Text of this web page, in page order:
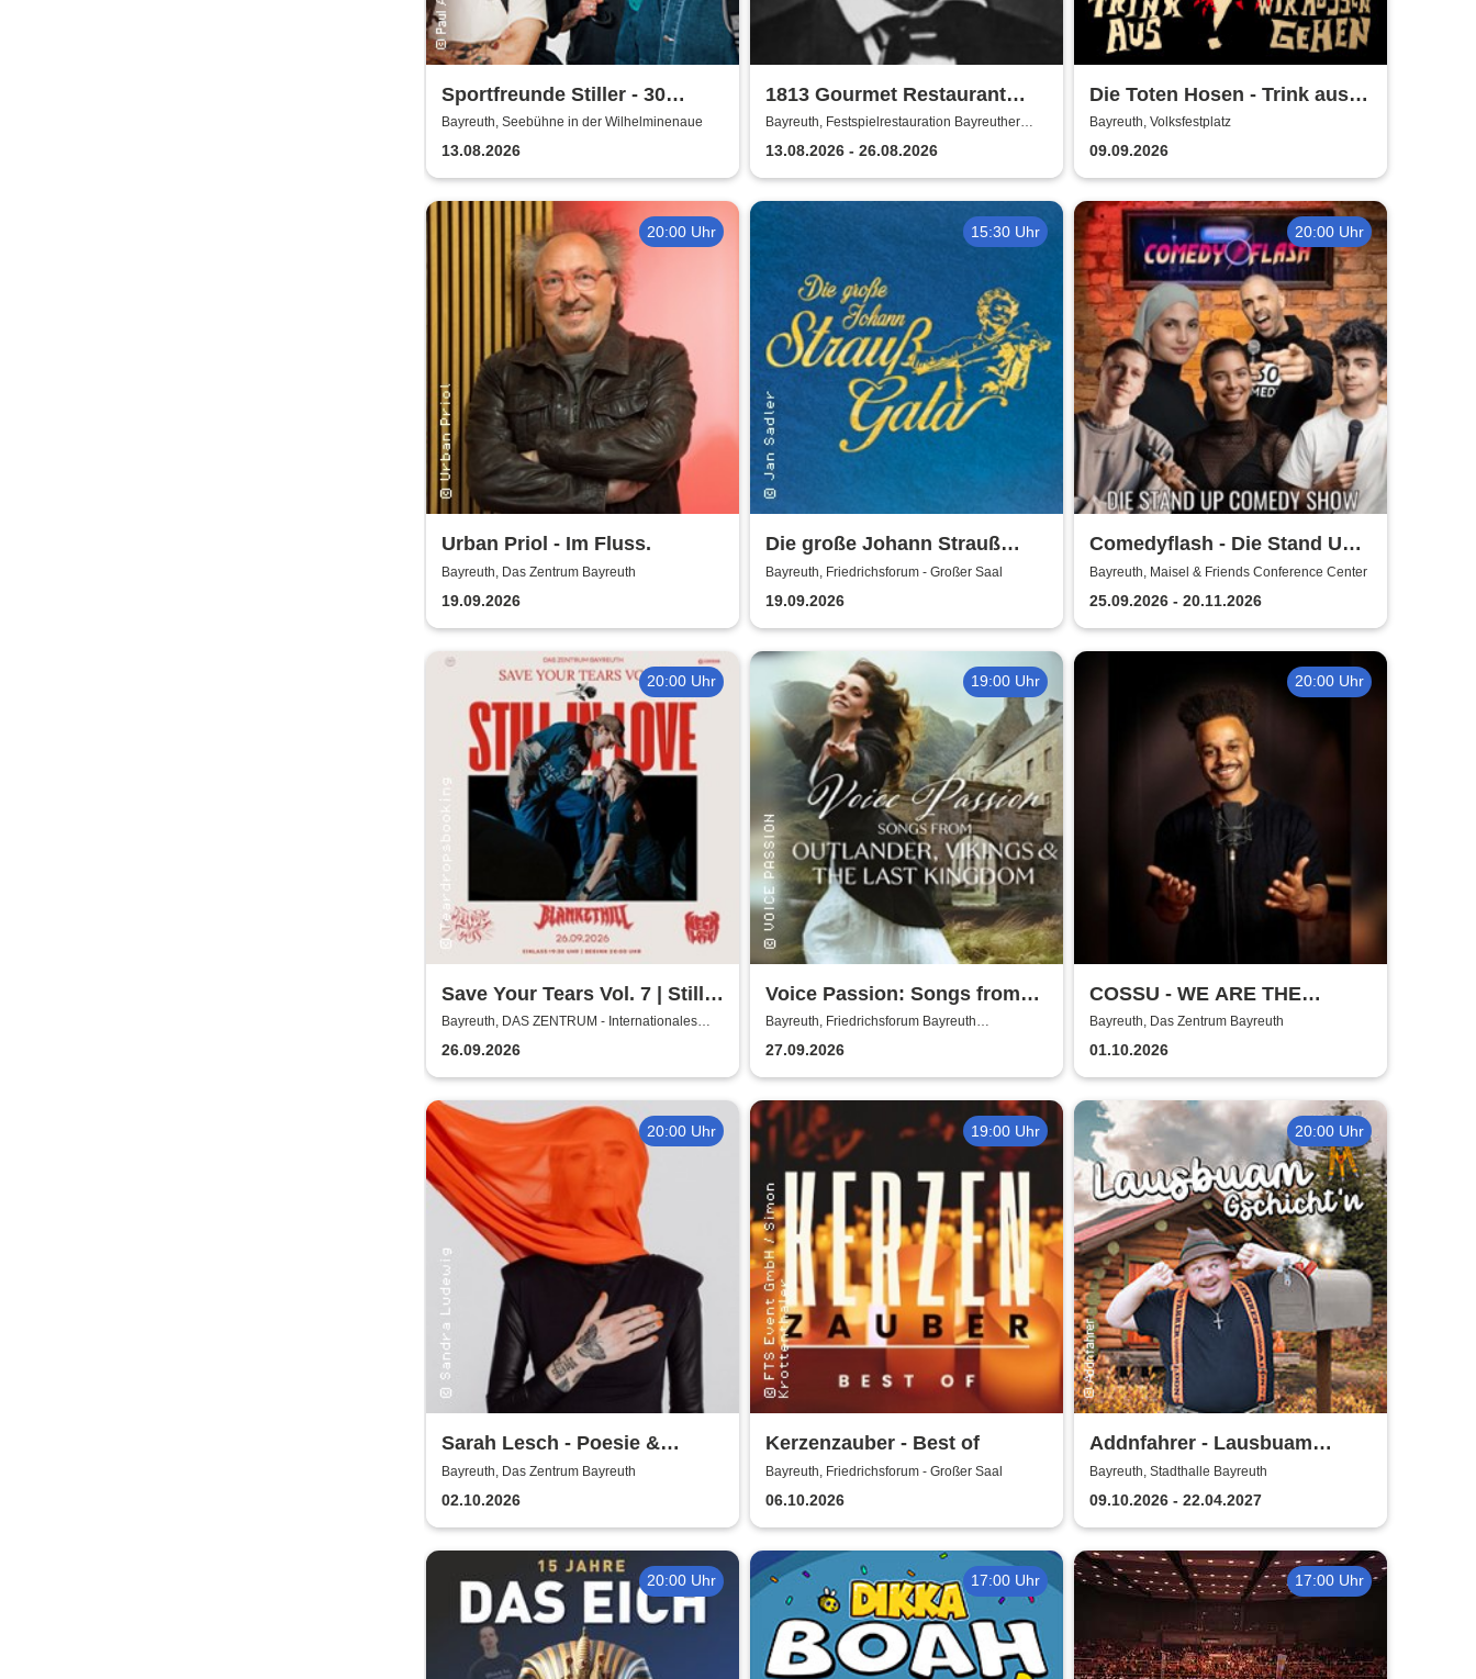
Sportfreunde Stiller - 30
wunderbaren Jahren
Bayreuth, Seebühne in der Wilhelminenaue
13.08.2026
1813 Gourmet Restaurant
2026
Bayreuth, Festspielrestauration Bayreuther
Festspiele
13.08.2026 - 26.08.2026
Die Toten Hosen - Trink aus!
Wir müssen gehen - Tour
2026
Bayreuth, Volksfestplatz
09.09.2026
20:00 Uhr
Urban Priol - Im Fluss.
Bayreuth, Das Zentrum Bayreuth
19.09.2026
15:30 Uhr
Die große Johann Strauß
Gala - unsterbliche Arien &
Duette der Strauß Familie
Bayreuth, Friedrichsforum - Großer Saal
19.09.2026
20:00 Uhr
Comedyflash - Die Stand Up
Comedy Show
Bayreuth, Maisel & Friends Conference Center
25.09.2026 - 20.11.2026
20:00 Uhr
Save Your Tears Vol. 7 | Still
in Love, Blanket Hill,
Necklock, Glass Out
Bayreuth, DAS ZENTRUM - Internationales
Jugendkulturzentrum Bayreuth
26.09.2026
19:00 Uhr
Voice Passion: Songs from
Outlander, Vikings & The Last
Kingdom
Bayreuth, Friedrichsforum Bayreuth
(Balkonsaal)
27.09.2026
20:00 Uhr
COSSU - WE ARE THE
GERMANS - Stand-Up
Comedy
Bayreuth, Das Zentrum Bayreuth
01.10.2026
20:00 Uhr
Sarah Lesch - Poesie &
Widerstand Tour
Bayreuth, Das Zentrum Bayreuth
02.10.2026
19:00 Uhr
Kerzenzauber - Best of
Bayreuth, Friedrichsforum - Großer Saal
06.10.2026
20:00 Uhr
Addnfahrer - Lausbuam
Gschicht'n
Bayreuth, Stadthalle Bayreuth
09.10.2026 - 22.04.2027
20:00 Uhr 17:00 Uhr 17:00 Uhr